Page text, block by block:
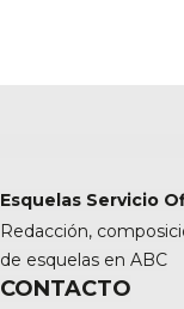
Esquelas Servicio
Redacción,
de esquelas en ABC
CONTACTO